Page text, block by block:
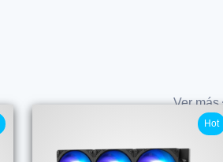
Ver más
Hot